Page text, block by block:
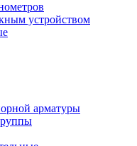
устройством
арматуры